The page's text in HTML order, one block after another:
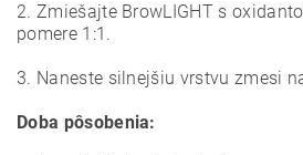
2. Zmiešajte BrowLIGHT s
pomere 1:1.
3. Naneste silnejšiu vrstvu zmesi
Doba pôsobenia: